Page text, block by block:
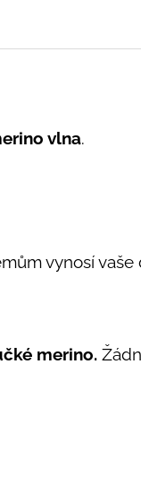
vlna.
vynosí
merino.